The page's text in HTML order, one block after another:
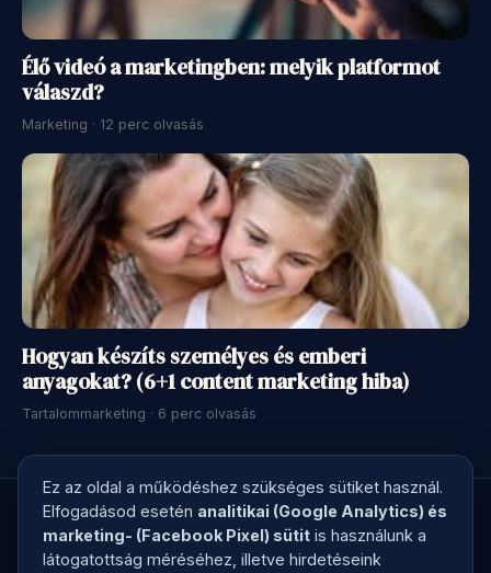
Élő videó a marketingben: melyik platformot
válaszd?
Marketing · 12 perc olvasás
Hogyan készíts személyes és emberi
anyagokat? (6+1 content marketing hiba)
Tartalommarketing · 6 perc olvasás
Ez az oldal a működéshez szükséges sütiket használ.
Elfogadásod esetén analitikai (Google Analytics) és
marketing- (Facebook Pixel) sütit is használunk a
látogatottság méréséhez, illetve hirdetéseink